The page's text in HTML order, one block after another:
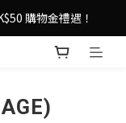
購物金禮遇！
購物金禮遇！
更輕鬆自在！